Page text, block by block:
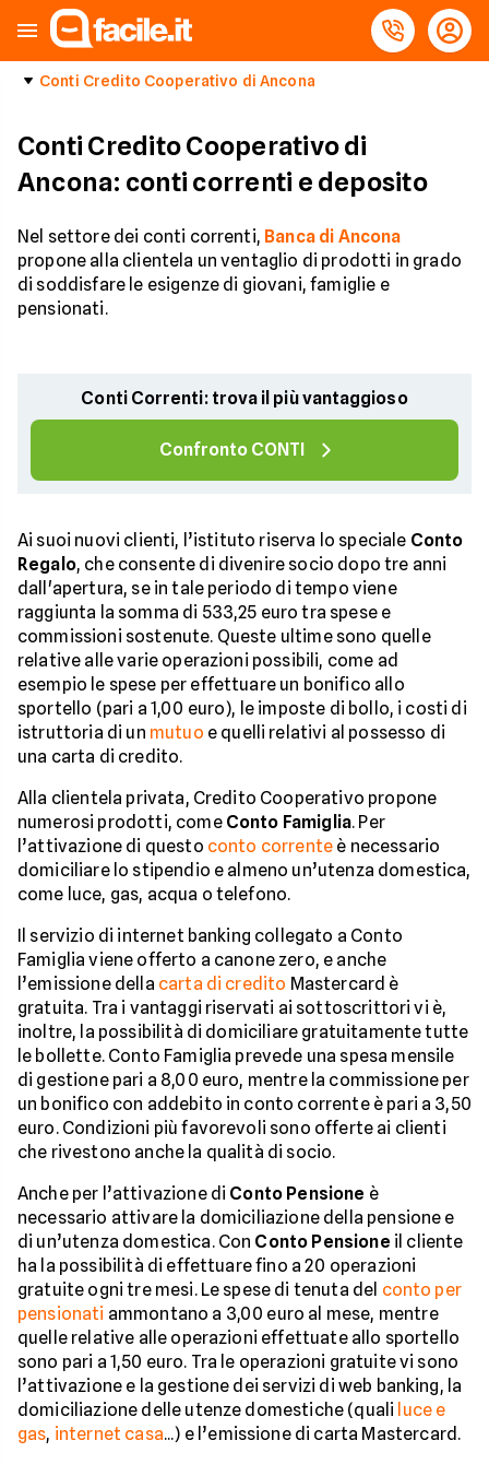
Conti Credito Cooperativo di Ancona
Conti Credito Cooperativo di
Ancona: conti correnti e deposito
Nel settore dei conti correnti, Banca di Ancona
propone alla clientela un ventaglio di prodotti in grado
di soddisfare le esigenze di giovani, famiglie e
pensionati.
Conti Correnti: trova il più vantaggioso
Confronto CONTI
Ai suoi nuovi clienti, l’istituto riserva lo speciale Conto
Regalo, che consente di divenire socio dopo tre anni
dall'apertura, se in tale periodo di tempo viene
raggiunta la somma di 533,25 euro tra spese e
commissioni sostenute. Queste ultime sono quelle
relative alle varie operazioni possibili, come ad
esempio le spese per effettuare un bonifico allo
sportello (pari a 1,00 euro), le imposte di bollo, i costi di
istruttoria di un mutuo e quelli relativi al possesso di
una carta di credito.
Alla clientela privata, Credito Cooperativo propone
numerosi prodotti, come Conto Famiglia. Per
l’attivazione di questo conto corrente è necessario
domiciliare lo stipendio e almeno un’utenza domestica,
come luce, gas, acqua o telefono.
Il servizio di internet banking collegato a Conto
Famiglia viene offerto a canone zero, e anche
l’emissione della carta di credito Mastercard è
gratuita. Tra i vantaggi riservati ai sottoscrittori vi è,
inoltre, la possibilità di domiciliare gratuitamente tutte
le bollette. Conto Famiglia prevede una spesa mensile
di gestione pari a 8,00 euro, mentre la commissione per
un bonifico con addebito in conto corrente è pari a 3,50
euro. Condizioni più favorevoli sono offerte ai clienti
che rivestono anche la qualità di socio.
Anche per l’attivazione di Conto Pensione è
necessario attivare la domiciliazione della pensione e
di un’utenza domestica. Con Conto Pensione il cliente
ha la possibilità di effettuare fino a 20 operazioni
gratuite ogni tre mesi. Le spese di tenuta del conto per
pensionati ammontano a 3,00 euro al mese, mentre
quelle relative alle operazioni effettuate allo sportello
sono pari a 1,50 euro. Tra le operazioni gratuite vi sono
l’attivazione e la gestione dei servizi di web banking, la
domiciliazione delle utenze domestiche (quali luce e
gas, internet casa...) e l’emissione di carta Mastercard.